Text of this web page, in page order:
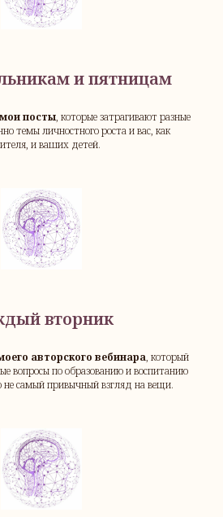
и пятницам
мои посты, которые затрагивают разные
темы личностного роста и вас, как
и ваших детей.
вторник
авторского вебинара, который
вопросы по образованию и воспитанию
не самый привычный взгляд на вещи.